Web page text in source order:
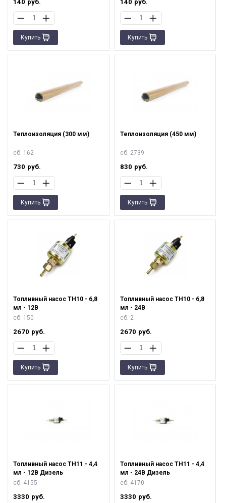
140 руб.
Купить
140 руб.
Купить
Теплоизоляция (300 мм)
сб. 162
730 руб.
Купить
Теплоизоляция (450 мм)
сб. 2739
830 руб.
Купить
Топливный насос ТН10 - 6,8
мл - 12В
сб. 150
2670 руб.
Купить
Топливный насос ТН10 - 6,8
мл - 24В
сб. 2
2670 руб.
Купить
Топливный насос ТН11 - 4,4
мл - 12В Дизель
сб. 4155
3330 руб.
Топливный насос ТН11 - 4,4
мл - 24В Дизель
сб. 4170
3330 руб.